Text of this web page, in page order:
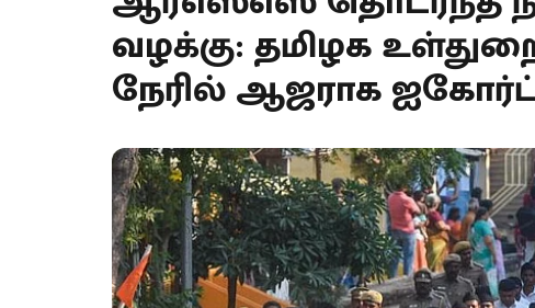
வழக்கு: தமிழக
நேரில் ஆஜராக ஐகோர்ட்